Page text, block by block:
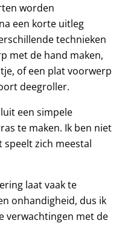
worden
een korte uitleg
technieken
met de hand maken,
of een plat voorwerp
deegroller.
een simpele
te maken. Ik ben niet
zich meestal
laat vaak te
onhandigheid, dus ik
verwachtingen met de